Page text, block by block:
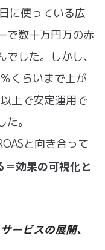
に使っている広
で数十万円万の赤
した。しかし、
くらいまで上が
上で安定運用で
。
と向き合って
効果の可視化と
ービスの展開、